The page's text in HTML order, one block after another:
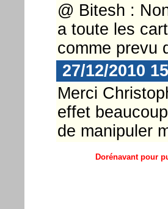
@ Bitesh :
a toute les
comme prevu
27/12/2010
Merci
effet
de manipuler
Dorénavant pour